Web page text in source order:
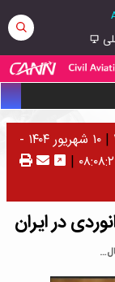
|
۱۰ شهریور ۱۴۰۴ -
|
در ایران